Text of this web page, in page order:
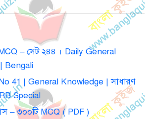
MCQ – সেট ২৪৪ । Daily General
Bengali
41 | General Knowledge | সাধারণ
Special
– ৩০০টি MCQ ( PDF )